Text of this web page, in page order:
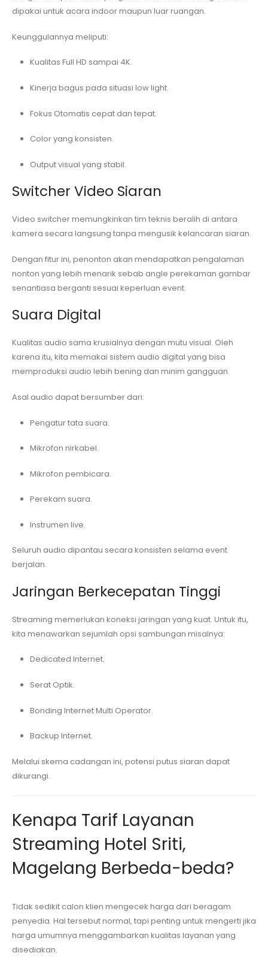
dipakai untuk acara indoor maupun luar ruangan.
Keunggulannya meliputi:
Kualitas Full HD sampai 4K.
Kinerja bagus pada situasi low light.
Fokus Otomatis cepat dan tepat.
Color yang konsisten.
Output visual yang stabil.
Switcher Video Siaran
Video switcher memungkinkan tim teknis beralih di antara
kamera secara langsung tanpa mengusik kelancaran siaran.
Dengan fitur ini, penonton akan mendapatkan pengalaman
nonton yang lebih menarik sebab angle perekaman gambar
senantiasa berganti sesuai keperluan event.
Suara Digital
Kualitas audio sama krusialnya dengan mutu visual. Oleh
karena itu, kita memakai sistem audio digital yang bisa
memproduksi audio lebih bening dan minim gangguan.
Asal audio dapat bersumber dari:
Pengatur tata suara.
Mikrofon nirkabel.
Mikrofon pembicara.
Perekam suara.
Instrumen live.
Seluruh audio dipantau secara konsisten selama event
berjalan.
Jaringan Berkecepatan Tinggi
Streaming memerlukan koneksi jaringan yang kuat. Untuk itu,
kita menawarkan sejumlah opsi sambungan misalnya:
Dedicated Internet.
Serat Optik.
Bonding Internet Multi Operator.
Backup Internet.
Melalui skema cadangan ini, potensi putus siaran dapat
dikurangi.
Kenapa Tarif Layanan
Streaming Hotel Sriti,
Magelang Berbeda-beda?
Tidak sedikit calon klien mengecek harga dari beragam
penyedia. Hal tersebut normal, tapi penting untuk mengerti jika
harga umumnya menggambarkan kualitas layanan yang
disediakan.